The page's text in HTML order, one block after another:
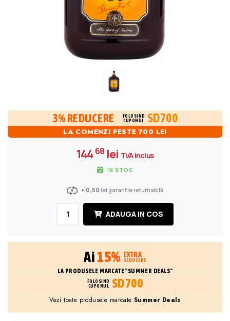
3% REDUCERE
FOLOSIND
CUPONUL
SD700
LA COMENZI PESTE 700 LEI
144 68 lei TVA inclus
IN STOC
+ 0,50 lei garanție returnabilă
ADAUGA IN COS
Ai15% EXTRA
REDUCERE
LA PRODUSELE MARCATE "SUMMER DEALS"
FOLOSIND
CUPONUL
SD700
Vezi toate produsele marcate Summer Deals